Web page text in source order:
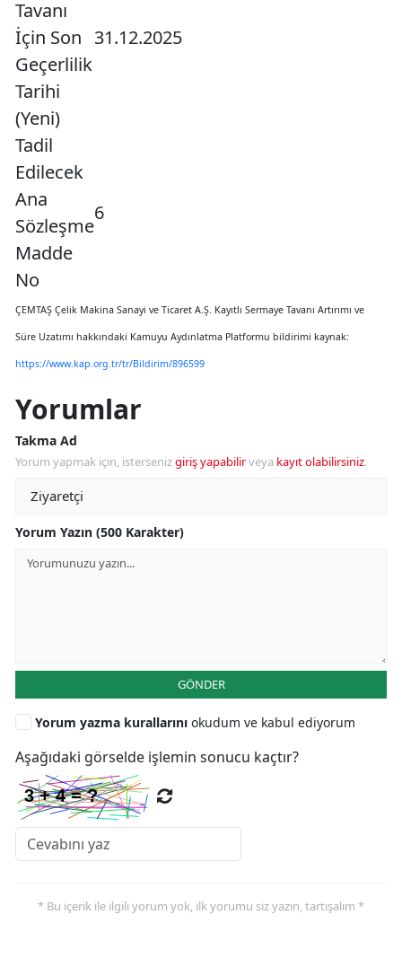
Tavanı
İçin Son
Geçerlilik
Tarihi
(Yeni)
31.12.2025
Tadil
Edilecek
Ana
Sözleşme
Madde
No
6
ÇEMTAŞ Çelik Makina Sanayi ve Ticaret A.Ş. Kayıtlı Sermaye Tavanı Artırımı ve
Süre Uzatımı hakkındaki Kamuyu Aydınlatma Platformu bildirimi kaynak:
https://www.kap.org.tr/tr/Bildirim/896599
Yorumlar
Takma Ad
Yorum yapmak için, istersenizgiriş yapabilirveya kayıt olabilirsiniz.
Yorum Yazın (500 Karakter)
GÖNDER
Yorum yazma kurallarını okudum ve kabul ediyorum
Aşağıdaki görselde işlemin sonucu kaçtır?
* Bu içerik ile ilgili yorum yok, ilk yorumu siz yazın, tartışalım *